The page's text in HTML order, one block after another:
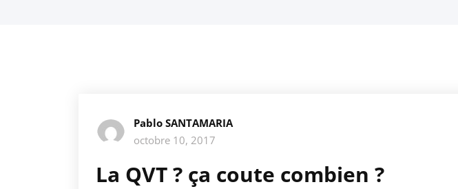
Pablo SANTAMARIA
octobre 10, 2017
La QVT ? ça coute combien ?